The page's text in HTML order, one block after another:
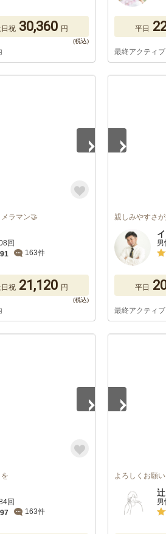
日祝 30,360 円 平日
最終アクティ
ラマン🤝
回
163件
日祝 21,120 円
親しみやすさ
平日
最終アクティ
回
163件
よろしくお願